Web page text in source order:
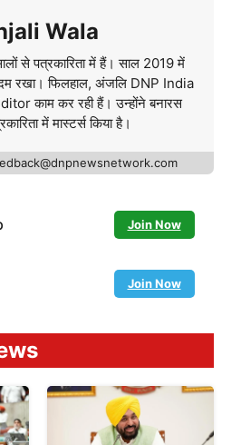
Wala
से पत्रकारिता में हैं। साल 2019 में
रखा। फिलहाल, अंजलि DNP India
काम कर रही हैं। उन्होंने बनारस
में मास्टर्स किया है।
Join Now
Join Now